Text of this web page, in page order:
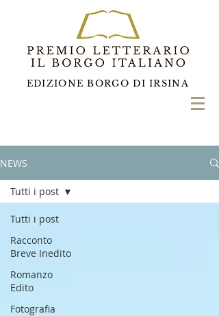
EDIZIONE BORGO DI IRSINA
NEWS
Tutti i post
Racconto
Breve Inedito
Romanzo
Edito
Fotografia
Tutti i post